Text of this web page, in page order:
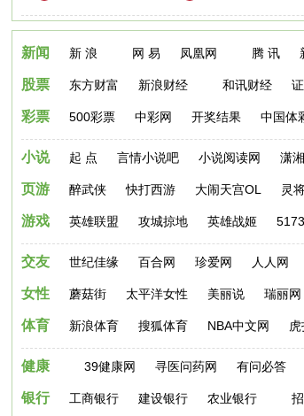
新闻 新 浪 网 易 凤凰网 腾 讯
股票 东方财富 新浪财经 和讯财经
彩票 500彩票 中彩网 开奖结果 中国体
小说 起 点 言情小说吧 小说阅读网 潇
页游 醉武侠 快打西游 大闹天宫OL 灵
游戏 英雄联盟 攻城掠地 英雄战姬 5173
交友 世纪佳缘 百合网 珍爱网 人人网
女性 蘑菇街 太平洋女性 美丽说 瑞丽网
体育 新浪体育 搜狐体育 NBA中文网
健康 39健康网 寻医问药网 有问必答
银行 工商银行 建设银行 农业银行